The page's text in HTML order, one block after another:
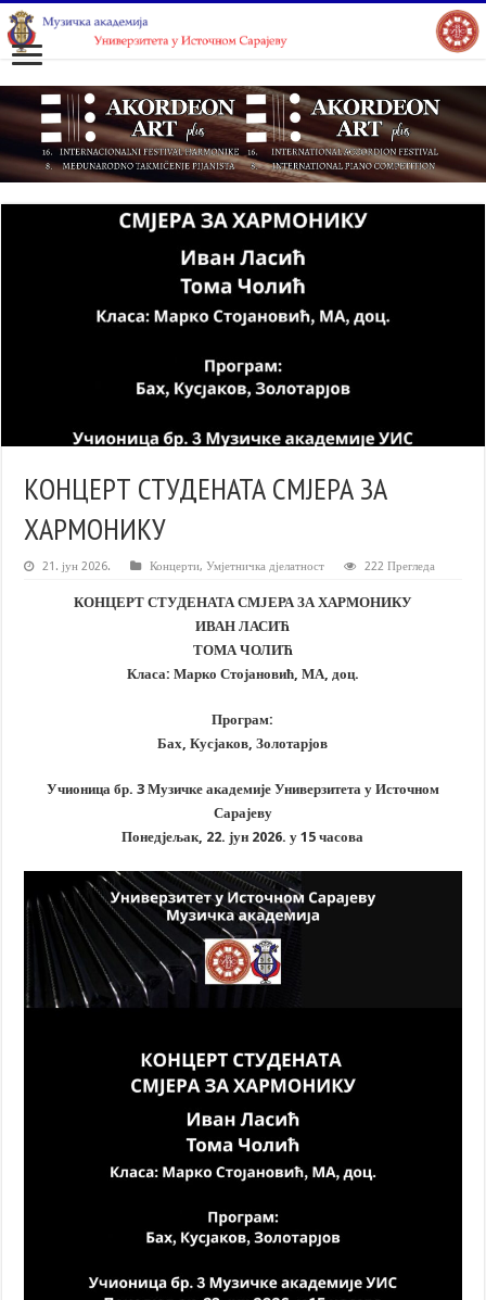
КОНЦЕРТ СТУДЕНАТА СМЈЕРА ЗА
ХАРМОНИКУ
21. јун 2026. Концерти,Умјетничка дјелатност 222 Прегледа
КОНЦЕРТ СТУДЕНАТА СМЈЕРА ЗА ХАРМОНИКУ
ИВАН ЛАСИЋ
ТОМА ЧОЛИЋ
Класа: Марко Стојановић, МА, доц.
Програм:
Бах, Кусјаков, Золотарјов
Учионица бр. 3 Музичке академије Универзитета у Источном
Сарајеву
Понедјељак, 22. јун 2026. у 15 часова